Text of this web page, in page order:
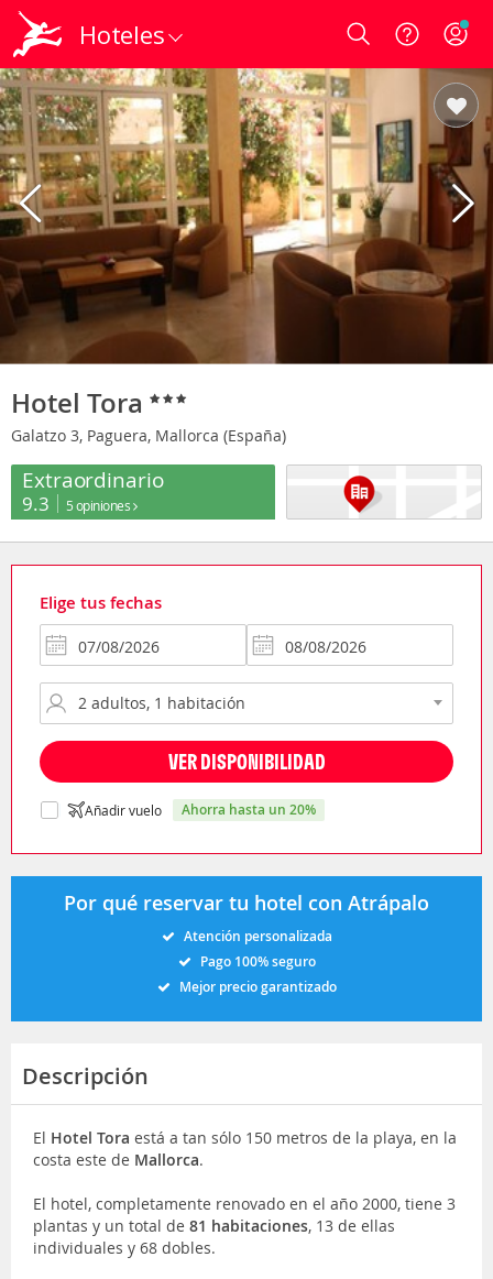
Hoteles Login
Hotel Tora
Galatzo 3, Paguera, Mallorca (España)
Extraordinario
9.3 5 opiniones
Elige tus fechas
VER DISPONIBILIDAD
Añadir vuelo ahorra hasta un 20%
Por qué reservar tu hotel con Atrápalo
Atención personalizada
Pago 100% seguro
Mejor precio garantizado
Descripción
El Hotel Tora está a tan sólo 150 metros de la playa, en la
costa este de Mallorca.
El hotel, completamente renovado en el año 2000, tiene 3
plantas y un total de 81 habitaciones, 13 de ellas
individuales y 68 dobles.